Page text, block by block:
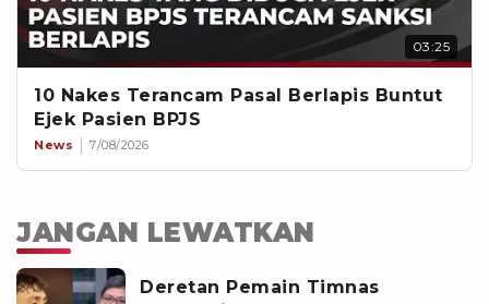
03:25
10 Nakes Terancam Pasal Berlapis Buntut
Ejek Pasien BPJS
News 7/08/2026
JANGAN LEWATKAN
Deretan Pemain Timnas